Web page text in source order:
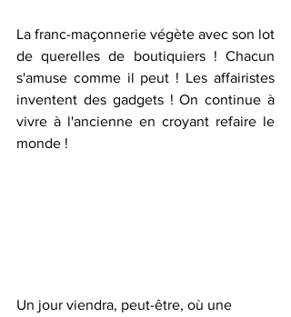
La franc-maçonnerie végète avec son lot
de querelles de boutiquiers ! Chacun
s'amuse comme il peut ! Les affairistes
inventent des gadgets ! On continue à
vivre à l'ancienne en croyant refaire le
monde !
Un jour viendra, peut-être, où une